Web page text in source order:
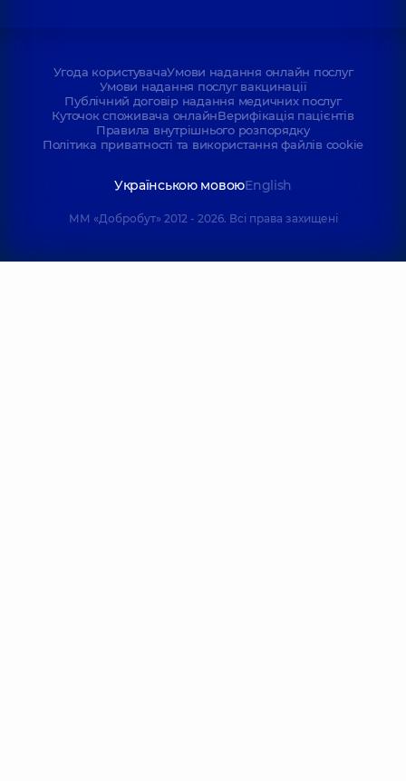
Угода користувачаУмови надання онлайн послуг
Умови надання послуг вакцинації
Публічний договір надання медичних послуг
Куточок споживача онлайнВерифікація пацієнтів
Правила внутрішнього розпорядку
Політика приватності та використання файлів cookie
Українською мовоюEnglish
ММ «Добробут» 2012 - 2026. Всі права захищені